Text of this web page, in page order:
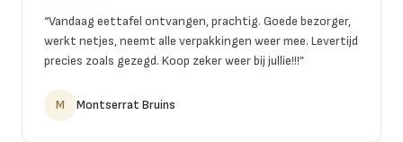
“Vandaag eettafel ontvangen, prachtig. Goede bezorger,
werkt netjes, neemt alle verpakkingen weer mee. Levertijd
precies zoals gezegd. Koop zeker weer bij jullie!!!”
M Montserrat Bruins